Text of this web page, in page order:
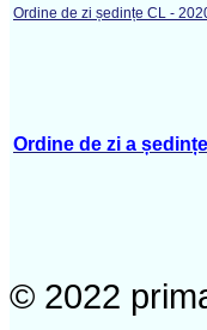
Ordine de zi ședințe CL -
Ordine de zi a
© 2022